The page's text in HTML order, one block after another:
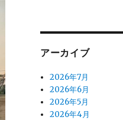
アーカイブ
2026年7月
2026年6月
2026年5月
2026年4月